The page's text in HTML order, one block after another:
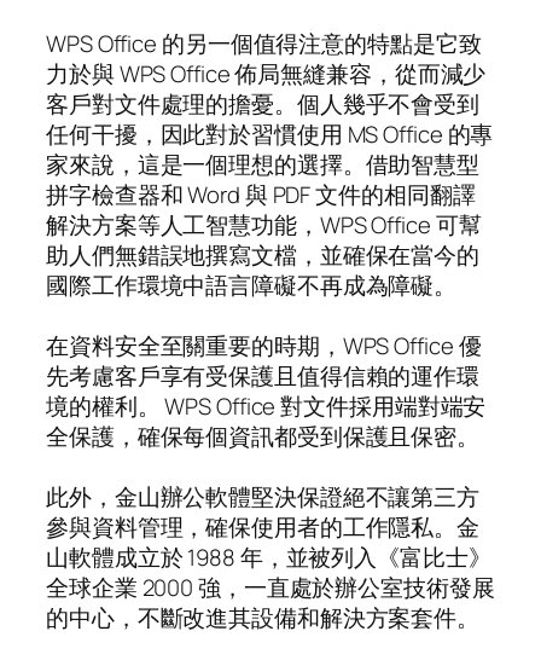
WPS Office 的另一個值得注意的特點是它致
力於與 WPS Office 佈局無縫兼容，從而減少
客戶對文件處理的擔憂。個人幾乎不會受到
任何干擾，因此對於習慣使用 MS Office 的專
家來說，這是一個理想的選擇。借助智慧型
拼字檢查器和 Word 與 PDF 文件的相同翻譯
解決方案等人工智慧功能，WPS Office 可幫
助人們無錯誤地撰寫文檔，並確保在當今的
國際工作環境中語言障礙不再成為障礙。
在資料安全至關重要的時期，WPS Office 優
先考慮客戶享有受保護且值得信賴的運作環
境的權利。 WPS Office 對文件採用端對端安
全保護，確保每個資訊都受到保護且保密。
此外，金山辦公軟體堅決保證絕不讓第三方
參與資料管理，確保使用者的工作隱私。金
山軟體成立於 1988 年，並被列入《富比士》
全球企業 2000 強，一直處於辦公室技術發展
的中心，不斷改進其設備和解決方案套件。